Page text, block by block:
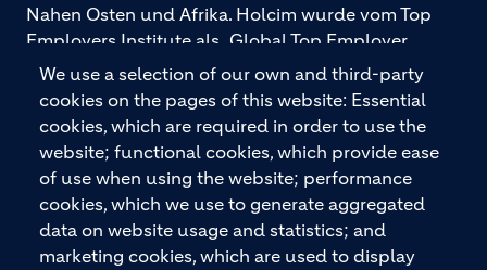
We use a selection of our own and third-party
cookies on the pages of this website: Essential
cookies, which are required in order to use the
website; functional cookies, which provide ease
of use when using the website; performance
cookies, which we use to generate aggregated
data on website usage and statistics; and
marketing cookies, which are used to display
Nahen Osten und Afrika. Holcim wurde vom Top
Employers Institute als „Global Top Employer
2026“ ausgezeichnet. Holcim bietet hochwertige
Baustoffe und integrierte Baulösungen für den
gesamten Bauprozess – vom Fundament über den
Boden bis zu Wänden und Dächern – mit
Premiummarken wie ECOPact, ECOPlanet,
ECOCycle und Ytong.